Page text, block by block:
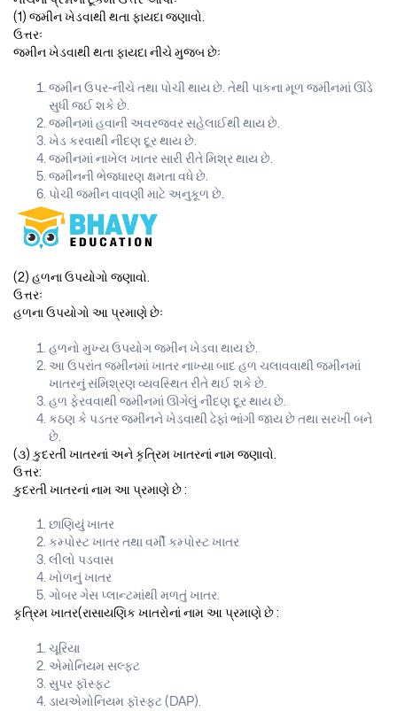
(1) જમીન ખેડવાથી થતા ફાયદા જણાવો.
ઉત્તરઃ
જમીન ખેડવાથી થતા ફાયદા નીચે મુજબ છેઃ
જમીન ઉપર-નીચે તથા પોચી થાય છે. તેથી પાકના મૂળ જમીનમાં ઊંડે
સુધી જઈ શકે છે.
જમીનમાં હવાની અવરજવર સહેલાઈથી થાય છે.
ખેડ કરવાથી નીંદણ દૂર થાય છે.
જમીનમાં નાખેલ ખાતર સારી રીતે મિશ્ર થાય છે.
જમીનની ભેજધારણ ક્ષમતા વધે છે.
પોચી જમીન વાવણી માટે અનુકૂળ છે.
(2) હળના ઉપયોગો જણાવો.
ઉત્તરઃ
હળના ઉપયોગો આ પ્રમાણે છેઃ
હળનો મુખ્ય ઉપયોગ જમીન ખેડવા થાય છે.
આ ઉપરાંત જમીનમાં ખાતર નાખ્યા બાદ હળ ચલાવવાથી જમીનમાં
ખાતરનું સંમિશ્રણ વ્યવસ્થિત રીતે થઈ શકે છે.
હળ ફેરવવાથી જમીનમાં ઊગેલું નીંદણ દૂર થાય છે.
કઠણ કે પડતર જમીનને ખેડવાથી ઢેફાં ભાંગી જાય છે તથા સરખી બને
છે.
(૩) કુદરતી ખાતરનાં અને કૃત્રિમ ખાતરનાં નામ જણાવો.
ઉત્તર:
કુદરતી ખાતરનાં નામ આ પ્રમાણે છે :
છાણિયું ખાતર
કમ્પોસ્ટ ખાતર તથા વર્મી કમ્પોસ્ટ ખાતર
લીલો પડવાસ
ખોળનું ખાતર
ગોબર ગેસ પ્લાન્ટમાંથી મળતું ખાતર.
કૃત્રિમ ખાતર(રાસાયણિક ખાતરોનાં નામ આ પ્રમાણે છે :
ચૂરિયા
એમોનિયમ સલ્ફટ
સુપર ફૉસ્ફટ
ડાયએમોનિયમ ફૉસ્ફટ (DAP).